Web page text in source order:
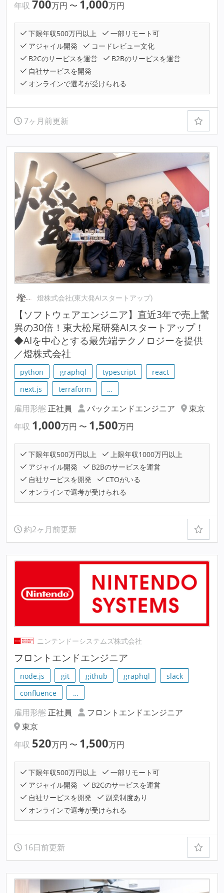
年収 700万円 〜 1,000万円
下限年収500万円以上
一部リモート可
アジャイル開発
コードレビュー文化
B2Cのサービスを運営
B2Bのサービスを運営
自社サービスを開発
オンラインで選考が受けられる
7ヶ月前更新
燈株式会社(東大発AIスタートアップ)
【ソフトウェアエンジニア】直近3年で売上驚
異の30倍！東大松尾研発AIスタートアップ！
◆AIを中心とする最先端テクノロジーを提供
／燈株式会社
python graphql typescript
react
next.js
terraform …
雇用形態 正社員 バックエンドエンジニア
東京
年収 1,000万円 〜 1,500万円
下限年収500万円以上
上限年収1000万円以上
アジャイル開発
B2Bのサービスを運営
自社サービスを開発
CTOがいる
オンラインで選考が受けられる
約2ヶ月前更新
ニンテンドーシステムズ株式会社
フロントエンドエンジニア
node.js git github graphql
slack
confluence
…
雇用形態 正社員
フロントエンドエンジニア
東京
年収 520万円 〜 1,500万円
下限年収500万円以上
一部リモート可
アジャイル開発
B2Cのサービスを運営
自社サービスを開発
副業制度あり
オンラインで選考が受けられる
16日前更新